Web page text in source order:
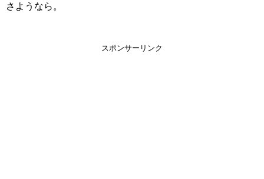
さようなら。
スポンサーリンク